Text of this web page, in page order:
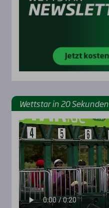
Wett­star in 20 Sekun­den